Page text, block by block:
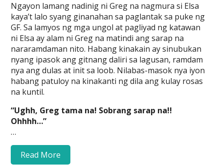
Ngayon lamang nadinig ni Greg na nagmura si Elsa
kaya’t lalo syang ginanahan sa paglantak sa puke ng
GF. Sa lamyos ng mga ungol at pagliyad ng katawan
ni Elsa ay alam ni Greg na matindi ang sarap na
nararamdaman nito. Habang kinakain ay sinubukan
nyang ipasok ang gitnang daliri sa lagusan, ramdam
nya ang dulas at init sa loob. Nilabas-masok nya iyon
habang patuloy na kinakanti ng dila ang kulay rosas
na kuntil.
“Ughh, Greg tama na! Sobrang sarap na!!
Ohhhh…”
…
Read More